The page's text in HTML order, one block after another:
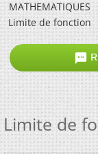
MATHEMATIQUES
Limite de fonction

Limite de